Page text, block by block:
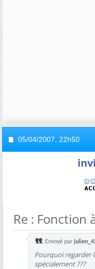
05/04/2007, 22h50
Re : Fonction
Envoyé par
Pourquoi regarder
spécialement ???